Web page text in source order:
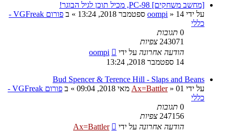
[מחשב משחקים] PC-98, מכיל תוכן לגיל הבוגר!
על ידי
oompi » 14 ספטמבר 2018, 13:24 » ב
פורום VGFreak -
כללי
0 תגובות
243071 צפיות
הודעה אחרונה על ידי
oompi
14 ספטמבר 2018, 13:24
Bud Spencer & Terence Hill - Slaps and Beans
על ידי
Ax=Battler» 01 מאי 2018, 09:04 » ב
פורום VGFreak -
כללי
0 תגובות
247156 צפיות
הודעה אחרונה על ידי
Ax=Battler